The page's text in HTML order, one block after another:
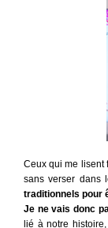
Ceux qui me lisent
sans verser dans
traditionnels pour
Je ne vais donc
lié à notre